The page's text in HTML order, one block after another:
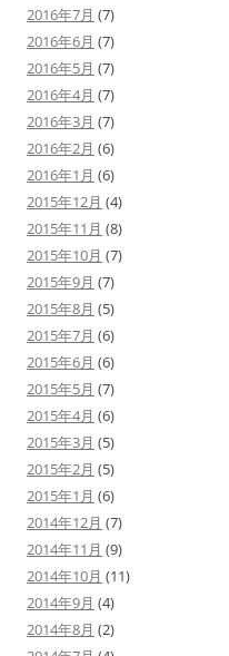
2016年7月 (7)
2016年6月 (7)
2016年5月 (7)
2016年4月 (7)
2016年3月 (7)
2016年2月 (6)
2016年1月 (6)
2015年12月 (4)
2015年11月 (8)
2015年10月 (7)
2015年9月 (7)
2015年8月 (5)
2015年7月 (6)
2015年6月 (6)
2015年5月 (7)
2015年4月 (6)
2015年3月 (5)
2015年2月 (5)
2015年1月 (6)
2014年12月 (7)
2014年11月 (9)
2014年10月 (11)
2014年9月 (4)
2014年8月 (2)